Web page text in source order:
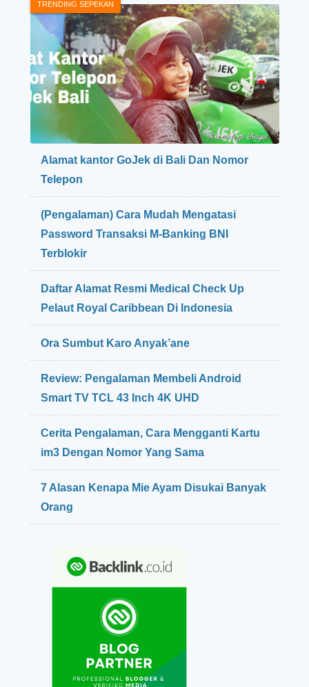
TRENDING SEPEKAN
Alamat kantor GoJek di Bali Dan Nomor
Telepon
(Pengalaman) Cara Mudah Mengatasi
Password Transaksi M-Banking BNI
Terblokir
Daftar Alamat Resmi Medical Check Up
Pelaut Royal Caribbean Di Indonesia
Ora Sumbut Karo Anyak’ane
Review: Pengalaman Membeli Android
Smart TV TCL 43 Inch 4K UHD
Cerita Pengalaman, Cara Mengganti Kartu
im3 Dengan Nomor Yang Sama
7 Alasan Kenapa Mie Ayam Disukai Banyak
Orang